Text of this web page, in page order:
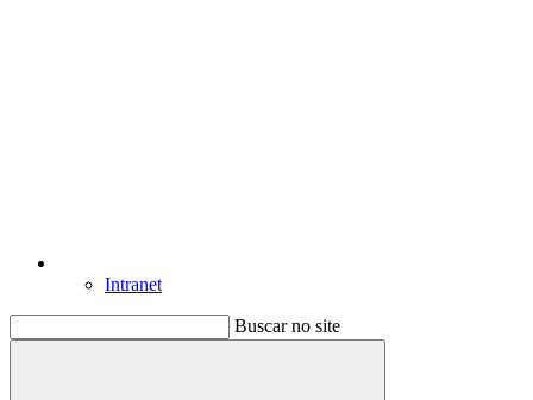
Intranet
Buscar no site